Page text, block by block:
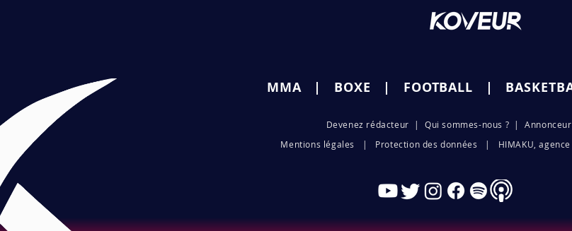
par soumission en moins
Ramzan Jembiev s'impose
par soumission au 1er
Rédigez un commentaire...MMA| BOXE | FOOTBALL |
Devenez rédacteur | Qui sommes-nous ? |
Mentions légales | Protection des données | HIMAKU,